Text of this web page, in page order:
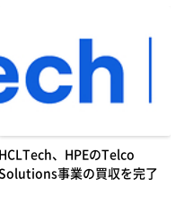
HCLTech、HPEのTelco
事業の買収を完了